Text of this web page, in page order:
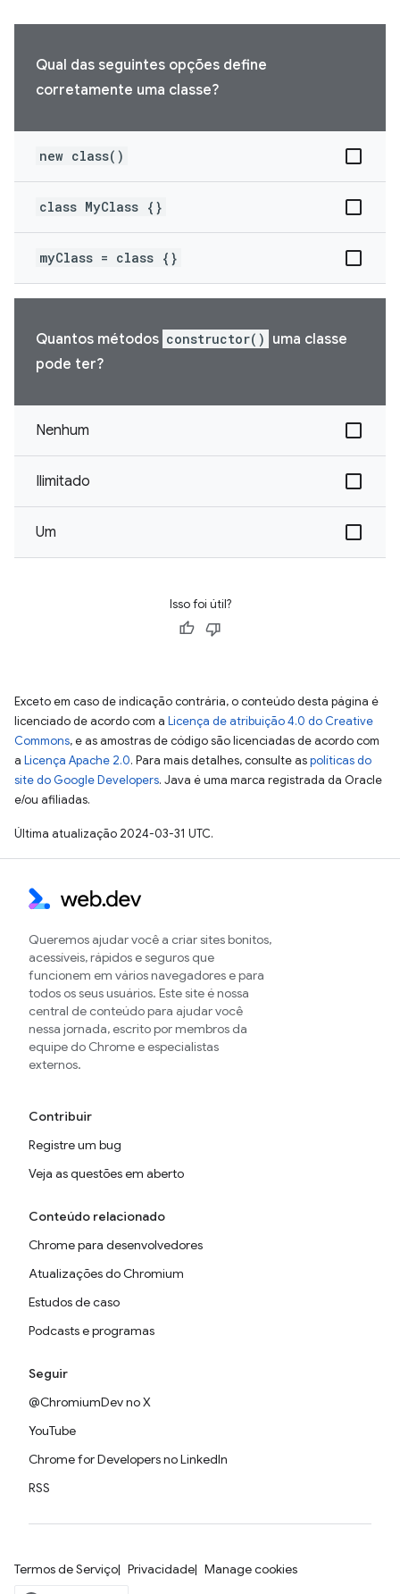
Qual das seguintes opções define
corretamente uma classe?
new class()
class MyClass {}
myClass = class {}
Quantos métodos constructor() uma classe
pode ter?
Nenhum
Ilimitado
Um
Isso foi útil?
Exceto em caso de indicação contrária, o conteúdo desta página é
licenciado de acordo com a Licença de atribuição 4.0 do Creative
Commons, e as amostras de código são licenciadas de acordo com
a Licença Apache 2.0. Para mais detalhes, consulte aspolíticas do
site do Google Developers. Java é uma marca registrada da Oracle
e/ou afiliadas.
Última atualização 2024-03-31 UTC.
Queremos ajudar você a criar sites bonitos,
acessíveis, rápidos e seguros que
funcionem em vários navegadores e para
todos os seus usuários. Este site é nossa
central de conteúdo para ajudar você
nessa jornada, escrito por membros da
equipe do Chrome e especialistas
externos.
Contribuir
Registre um bug
Veja as questões em aberto
Conteúdo relacionado
Chrome para desenvolvedores
Atualizações do Chromium
Estudos de caso
Podcasts e programas
Seguir
@ChromiumDev no X
YouTube
Chrome for Developers no LinkedIn
RSS
Termos de Serviço Privacidade Manage cookies